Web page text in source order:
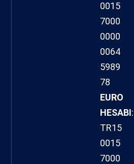
0015
7000
0000
0064
5989
78
EURO
HESABI:
TR15
0015
7000